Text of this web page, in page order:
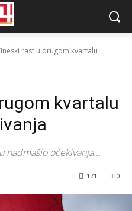
rast u drugom kvartalu
kvartalu
nadmašio očekivanja...
0
171